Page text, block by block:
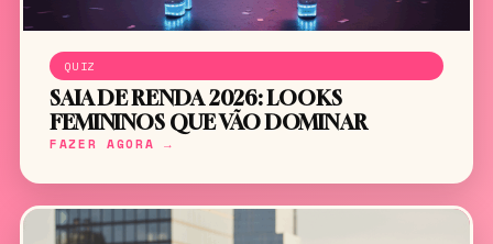
QUIZ
SAIA DE RENDA 2026: LOOKS
FEMININOS QUE VÃO DOMINAR
FAZER AGORA →